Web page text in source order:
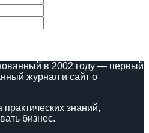
в 2002 году — первый
журнал и сайт о
знаний,
бизнес.